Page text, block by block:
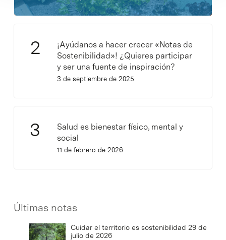
¡Ayúdanos a hacer crecer «Notas de
Sostenibilidad»! ¿Quieres participar
y ser una fuente de inspiración?
3 de septiembre de 2025
Salud es bienestar físico, mental y
social
11 de febrero de 2026
Últimas notas
Cuidar el territorio es sostenibilidad 29 de
julio de 2026